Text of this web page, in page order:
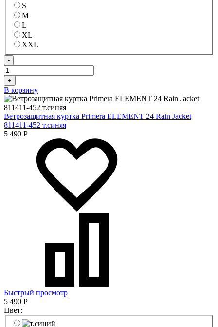
S
M
L
XL
XXL
-
+
В корзину
Ветрозащитная куртка Primera ELEMENT 24 Rain Jacket
811411-452 т.синяя
5 490 Р
Быстрый просмотр
5 490 Р
Цвет: